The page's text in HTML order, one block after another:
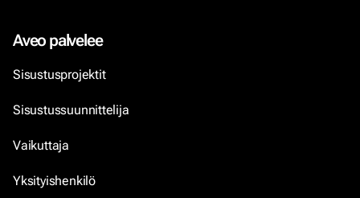
Aveo palvelee
Sisustusprojektit
Sisustussuunnittelija
Vaikuttaja
Yksityishenkilö